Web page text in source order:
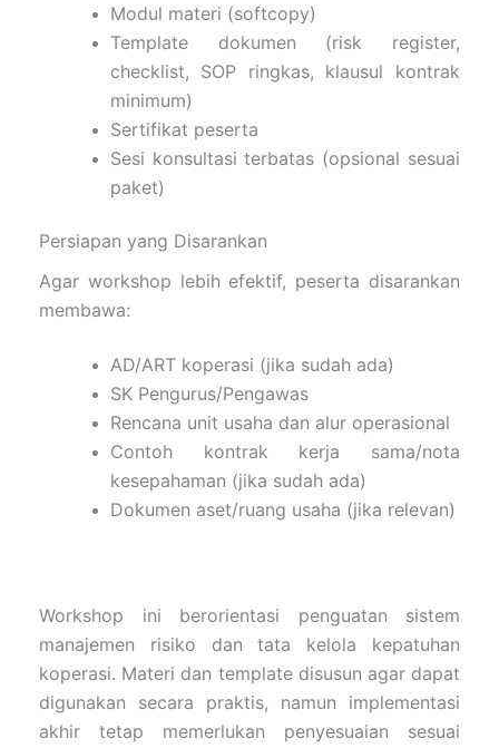
Modul materi (softcopy)
Template dokumen (risk register,
checklist, SOP ringkas, klausul kontrak
minimum)
Sertifikat peserta
Sesi konsultasi terbatas (opsional sesuai
paket)
Persiapan yang Disarankan
Agar workshop lebih efektif, peserta disarankan
membawa:
AD/ART koperasi (jika sudah ada)
SK Pengurus/Pengawas
Rencana unit usaha dan alur operasional
Contoh kontrak kerja sama/nota
kesepahaman (jika sudah ada)
Dokumen aset/ruang usaha (jika relevan)
Workshop ini berorientasi penguatan sistem
manajemen risiko dan tata kelola kepatuhan
koperasi. Materi dan template disusun agar dapat
digunakan secara praktis, namun implementasi
akhir tetap memerlukan penyesuaian sesuai